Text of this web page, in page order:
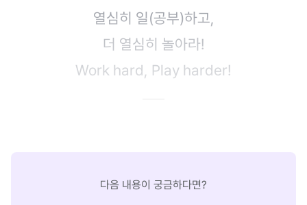
열심히 일(공부)하고,
더 열심히 놀아라!
Work hard, Play harder!
다음 내용이 궁금하다면?